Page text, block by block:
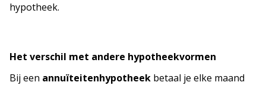
hypotheek.
Het verschil met andere hypotheekvormen
Bij een annuïteitenhypotheek betaal je elke maand